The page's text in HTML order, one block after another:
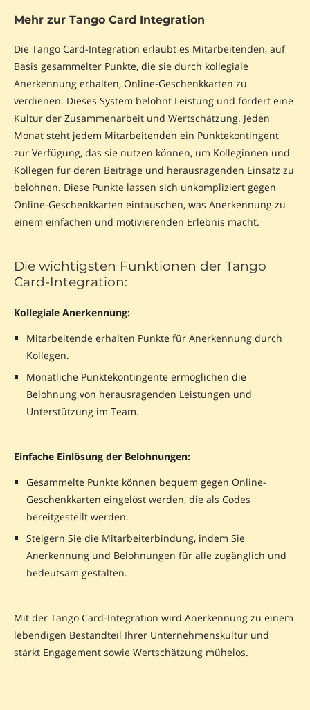
Mehr zur Tango Card Integration
Die Tango Card-Integration erlaubt es Mitarbeitenden, auf
Basis gesammelter Punkte, die sie durch kollegiale
Anerkennung erhalten, Online-Geschenkkarten zu
verdienen. Dieses System belohnt Leistung und fördert eine
Kultur der Zusammenarbeit und Wertschätzung. Jeden
Monat steht jedem Mitarbeitenden ein Punktekontingent
zur Verfügung, das sie nutzen können, um Kolleginnen und
Kollegen für deren Beiträge und herausragenden Einsatz zu
belohnen. Diese Punkte lassen sich unkompliziert gegen
Online-Geschenkkarten eintauschen, was Anerkennung zu
einem einfachen und motivierenden Erlebnis macht.
Die wichtigsten Funktionen der Tango
Card-Integration:
Kollegiale Anerkennung:
Mitarbeitende erhalten Punkte für Anerkennung durch
Kollegen.
Monatliche Punktekontingente ermöglichen die
Belohnung von herausragenden Leistungen und
Unterstützung im Team.
Einfache Einlösung der Belohnungen:
Gesammelte Punkte können bequem gegen Online-
Geschenkkarten eingelöst werden, die als Codes
bereitgestellt werden.
Steigern Sie die Mitarbeiterbindung, indem Sie
Anerkennung und Belohnungen für alle zugänglich und
bedeutsam gestalten.
Mit der Tango Card-Integration wird Anerkennung zu einem
lebendigen Bestandteil Ihrer Unternehmenskultur und
stärkt Engagement sowie Wertschätzung mühelos.